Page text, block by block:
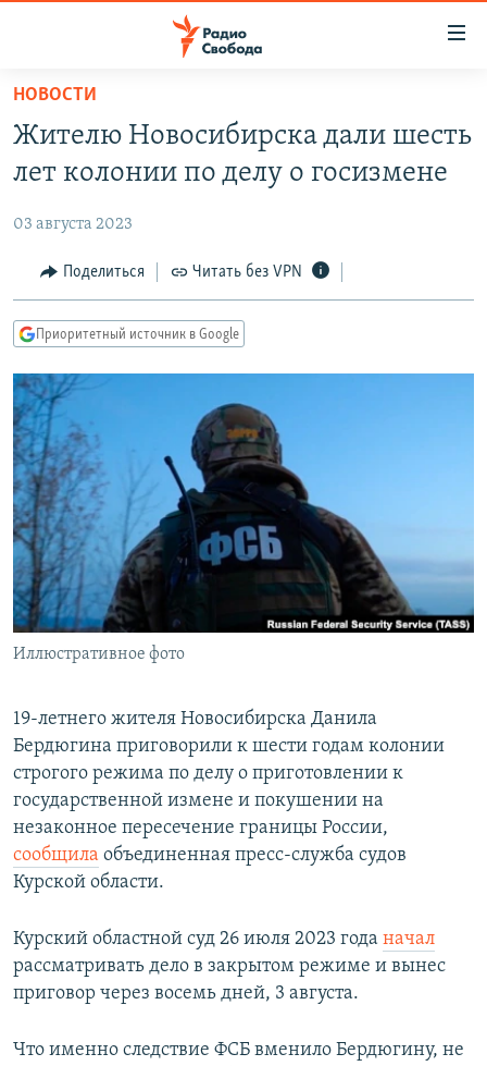
упрощенного
доступа
основному
Вернутся
главной
навигации
Вернутся
поиску
ЦИТАТЫ СВОБОДЫ
МНЕНИЯ
IDEL.РЕАЛИИ
КАВКАЗ.РЕАЛИИ
СЕВЕР.РЕАЛИИ
СИБИРЬ.РЕАЛИИ
РАСПИСАНИЕ ВЕЩАНИЯ
ПОДПИШИТЕСЬ НА РАССЫЛКУ
СОЦИАЛЬНЫЕ СЕТИ
Все сайты РСЕ/РС
НОВОСТИ
Жителю Новосибирска дали шесть
лет колонии по делу о госизмене
03 августа 2023
Поделиться Читать без VPN
Приоритетный источник в Google
Иллюстративное фото
19-летнего жителя Новосибирска Данила
Бердюгина приговорили к шести годам колонии
строгого режима по делу о приготовлении к
государственной измене и покушении на
незаконное пересечение границы России,
сообщила объединенная пресс-служба судов
Курской области.
Курский областной суд 26 июля 2023 года начал
рассматривать дело в закрытом режиме и вынес
приговор через восемь дней, 3 августа.
Что именно следствие ФСБ вменило Бердюгину, не